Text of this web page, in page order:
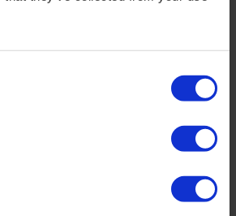
Extra sterke impregneer.
Geschikt voor alle meub...